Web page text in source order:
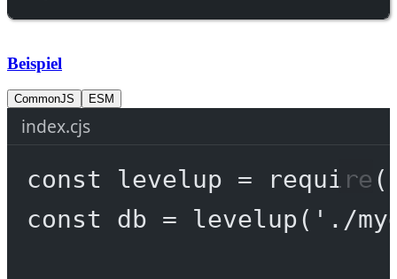
Beispiel
CommonJS ESM
index.cjs
const levelup = require (
const
db = levelup( './